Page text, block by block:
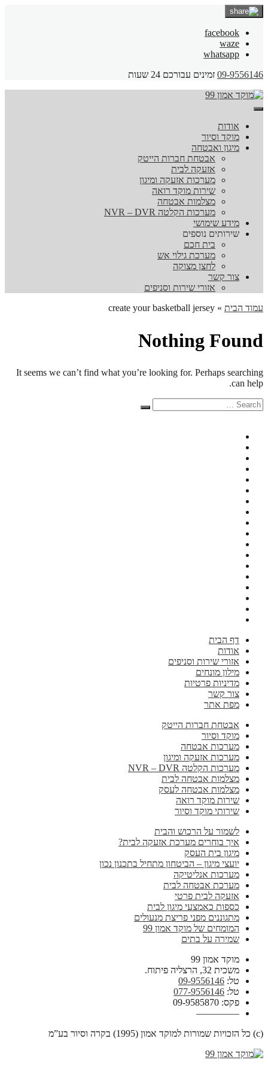
facebook
waze
whatsapp
09-9556146 זמינים עבורכם 24 שעות
אודות
מוקד וסיור
מיגון ואבטחה
אבטחת חברות הייטק
אזעקה לבית
מערכות אזעקה ומיגון
שירות מוקד רואה
מצלמות אבטחה
מערכות הקלטה NVR – DVR
מידע שימושי
שירותים נוספים
בית חכם
מערכת גילוי אש
לחצן מצוקה
צור קשר
אזורי שירות וסניפים
עמוד הבית »
create your basketball jersey
Nothing Found
It seems we can’t find what you’re looking for. Perhaps searching
can help.
Search
for:
Search
דף הבית
אודות
אזורי שירות וסניפים
מילון מונחים
מדיניות פרטיות
צור קשר
מפת אתר
אבטחת חברות הייטק
מוקד וסיור
מערכות אבטחה
מערכות אזעקה ומיגון
מערכות הקלטה NVR – DVR
מצלמות אבטחה לבית
מצלמות אבטחה לעסק
שירות מוקד רואה
שירותי מוקד וסיור
לשמור על הרכוש והבית
איך בוחרים מערכת אזעקה לבית?
מיגון בית העסק
יועצי מיגון – הביטחון מתחיל בתכנון נכון
מערכות אנליטיקה
מערכת אבטחה לבית
אזעקה לבית פרטי
כספות כאמצעי מיגון לבית
מתגוננים מפני פריצת מנעולים
המומחים של מוקד אמון 99
שמירה על בתים
מוקד אמון 99
משכית 32, הרצליה פיתוח.
טל: 09-9556146
טל: 077-9556146
פקס: 09-9585870
————–
(c) כל הזכויות שמורות למוקד אמון (1995) בקרה וסיור בע”מ